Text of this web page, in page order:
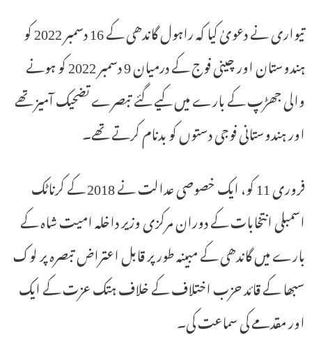
تیواری نے دعویٰ کیا کہ راہول گاندھی کے 16 دسمبر 2022 کو
ہندوستان اور چینی فوج کے درمیان 9 دسمبر 2022 کو ہونے
والی جھڑپ کے بارے میں کیے گئے تبصرے تضحیک آمیز تھے
اور ہندوستانی فوجی دستوں کو بدنام کرتے تھے۔
فروری 11 کو، ایک خصوصی عدالت نے 2018 کے کرناٹک
اسمبلی انتخابات کے دوران مرکزی وزیر داخلہ امیت شاہ کے
بارے میں گاندھی کے مبینہ طور پر قابل اعتراض تبصرہ پر لوک
سبھا کے قائد حزب اختلاف کے خلاف ہتک عزت کے ایک
اور مقدمے کی سماعت کی۔